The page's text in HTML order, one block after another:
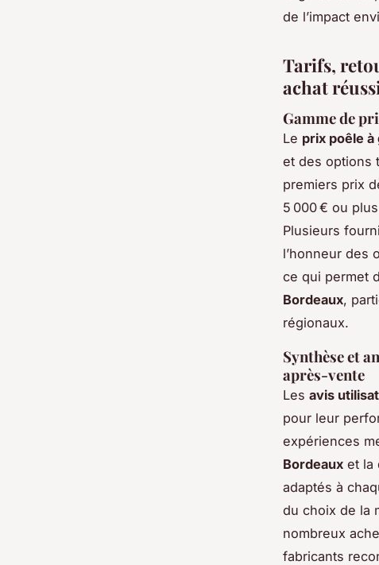
de l’impact
Tarifs,
achat
Gamme de
Le prix poêle
et des options
premiers prix
5 000 € ou
Plusieurs
l’honneur des
ce qui permet
Bordeaux,
régionaux.
Synthèse et
après-vente
Les avis
pour leur
expériences
Bordeaux et la
adaptés à
du choix de la
nombreux
fabricants